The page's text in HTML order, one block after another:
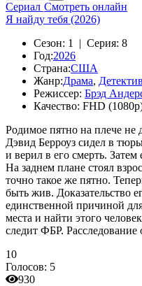
Сериал Смотреть онлайн
Я найду тебя (2026)
Сезон: 1 | Серия: 8
Год:2026
Страна:США
Жанр:Драма,
Режиссер: Брэд
Качество: FHD
Родимое пятно на плече не
Дэвид Берроуз сидел в
и верил в его смерть.
На заднем плане стоял
точно такое же пятно.
быть жив. Доказательство
единственной причиной
места и найти этого
следит ФБР. Расследование
10
Голосов: 5
930